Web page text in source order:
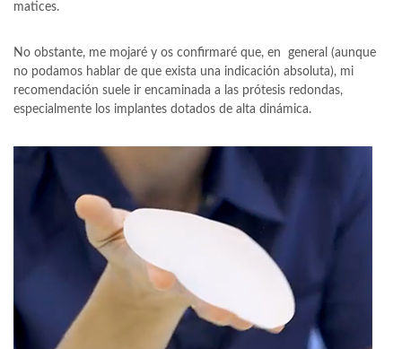
matices.
No obstante, me mojaré y os confirmaré que, en general (aunque
no podamos hablar de que exista una indicación absoluta), mi
recomendación suele ir encaminada a las prótesis redondas,
especialmente los implantes dotados de alta dinámica.